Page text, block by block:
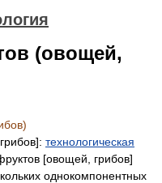
(овощей,
технологическая
[овощей, грибов]
однокомпонентных